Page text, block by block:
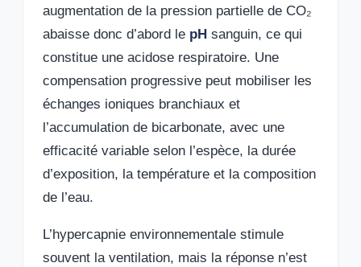
augmentation de la pression partielle de CO₂
abaisse donc d’abord le pH sanguin, ce qui
constitue une acidose respiratoire. Une
compensation progressive peut mobiliser les
échanges ioniques branchiaux et
l’accumulation de bicarbonate, avec une
efficacité variable selon l’espèce, la durée
d’exposition, la température et la composition
de l’eau.
L’hypercapnie environnementale stimule
souvent la ventilation, mais la réponse n’est